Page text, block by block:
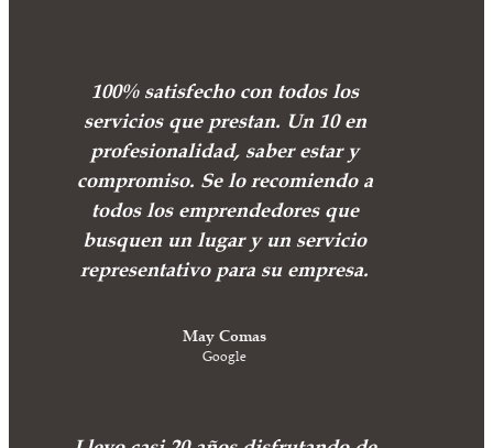
100% satisfecho con todos los
servicios que prestan. Un 10 en
profesionalidad, saber estar y
compromiso. Se lo recomiendo a
todos los emprendedores que
busquen un lugar y un servicio
representativo para su empresa.
May Comas
Google